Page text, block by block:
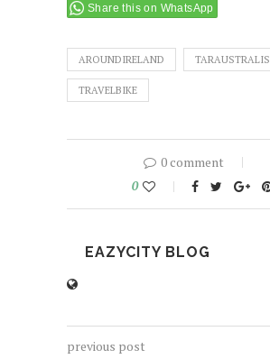
Share this on WhatsApp
AROUNDIRELAND TARAUSTRALIS
TRAVELBIKE
0 comment
0
EAZYCITY BLOG
previous post